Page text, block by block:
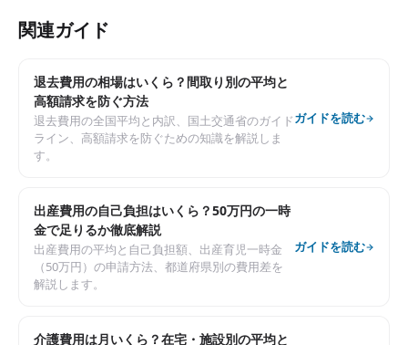
関連ガイド
退去費用の相場はいくら？間取り別の平均と
高額請求を防ぐ方法
退去費用の全国平均と内訳、国土交通省のガイド
ライン、高額請求を防ぐための知識を解説しま
す。
ガイドを読む
出産費用の自己負担はいくら？50万円の一時
金で足りるか徹底解説
出産費用の平均と自己負担額、出産育児一時金
（50万円）の申請方法、都道府県別の費用差を
解説します。
ガイドを読む
介護費用は月いくら？在宅・施設別の平均と